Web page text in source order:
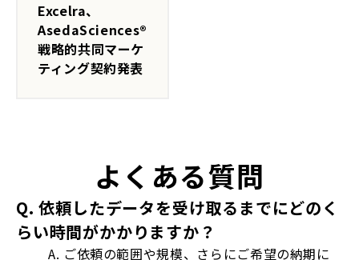
Excelra、
AsedaSciences®
戦略的共同マーケ
ティング契約発表
よくある質問
Q. 依頼したデータを受け取るまでにどのく
らい時間がかかりますか？
A. ご依頼の範囲や規模、さらにご希望の納期に